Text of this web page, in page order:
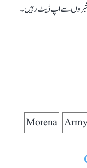
خبروں سے اپ ڈیٹ رہیں۔
Morena